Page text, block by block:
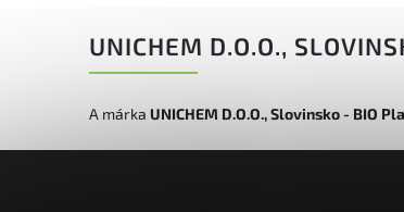
UNICHEM D.O.O.,
A márka UNICHEM D.O.O., Slovinsko - BIO